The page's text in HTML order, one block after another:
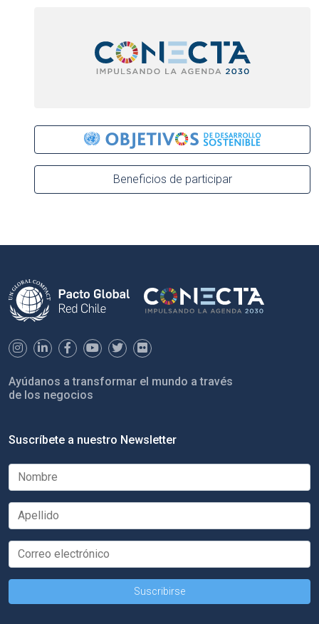
Beneficios de participar
Ayúdanos a transformar el mundo a través
de los negocios
Suscríbete a nuestro Newsletter